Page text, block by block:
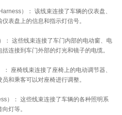
）： 该线束连接了车辆的仪表盘、
表盘上的信息和指示灯信号。
： 这些线束连接了车门内部的电动窗、电
连接到车门外部的灯光和镜子的电缆。
座椅线束连接了座椅上的电动调节器、
和乘客可以对座椅进行调整。
）： 这些线束连接了车辆的各种照明系
灯等。